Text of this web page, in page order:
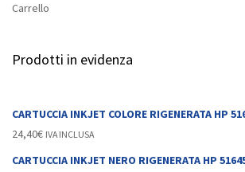
Carrello
Prodotti in evidenza
CARTUCCIA INKJET COLORE RIGENERATA HP
24,40€ IVA INCLUSA
CARTUCCIA INKJET NERO RIGENERATA HP